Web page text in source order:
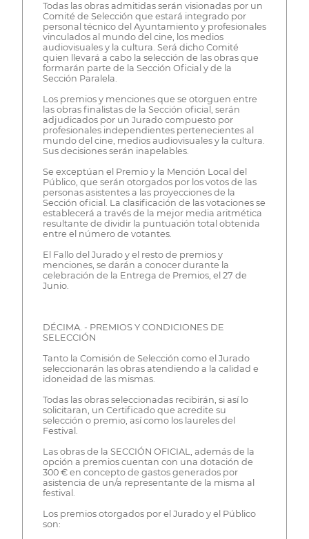
Todas las obras admitidas serán visionadas por un
Comité de Selección que estará integrado por
personal técnico del Ayuntamiento y profesionales
vinculados al mundo del cine, los medios
audiovisuales y la cultura. Será dicho Comité
quien llevará a cabo la selección de las obras que
formarán parte de la Sección Oficial y de la
Sección Paralela.
Los premios y menciones que se otorguen entre
las obras finalistas de la Sección oficial, serán
adjudicados por un Jurado compuesto por
profesionales independientes pertenecientes al
mundo del cine, medios audiovisuales y la cultura.
Sus decisiones serán inapelables.
Se exceptúan el Premio y la Mención Local del
Público, que serán otorgados por los votos de las
personas asistentes a las proyecciones de la
Sección oficial. La clasificación de las votaciones se
establecerá a través de la mejor media aritmética
resultante de dividir la puntuación total obtenida
entre el número de votantes.
El Fallo del Jurado y el resto de premios y
menciones, se darán a conocer durante la
celebración de la Entrega de Premios, el 27 de
Junio.
DÉCIMA. - PREMIOS Y CONDICIONES DE
SELECCIÓN
Tanto la Comisión de Selección como el Jurado
seleccionarán las obras atendiendo a la calidad e
idoneidad de las mismas.
Todas las obras seleccionadas recibirán, si así lo
solicitaran, un Certificado que acredite su
selección o premio, así como los laureles del
Festival.
Las obras de la SECCIÓN OFICIAL, además de la
opción a premios cuentan con una dotación de
300 € en concepto de gastos generados por
asistencia de un/a representante de la misma al
festival.
Los premios otorgados por el Jurado y el Público
son: